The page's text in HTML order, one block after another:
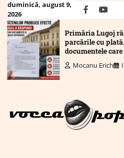
Skip
content
duminică, august 9,
2026
facebook
Primăria Lugoj
parcările cu
documentele
Mocanu Erich